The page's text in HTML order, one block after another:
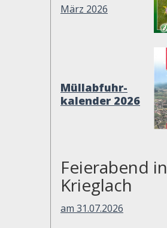
März 2026
Müllabfuhr-
kalender 2026
Feierabend in
Krieglach
am 31.07.2026